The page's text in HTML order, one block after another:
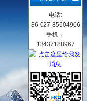
电话:
86-027-85604906
手机：
13437188967